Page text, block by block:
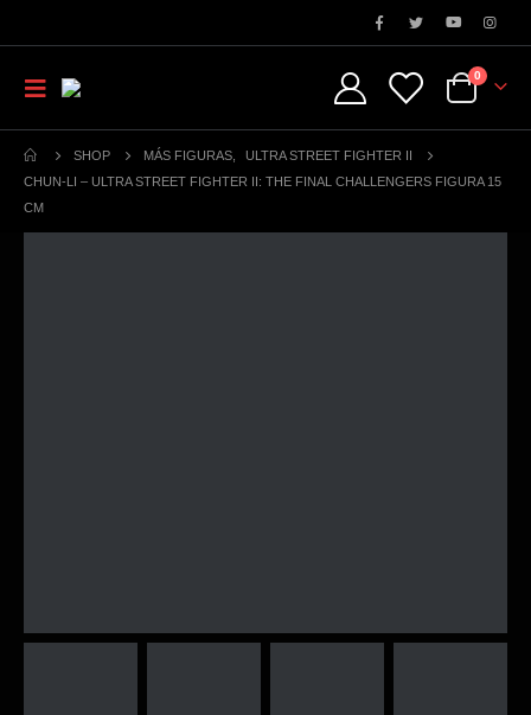
0
SHOP MÁS FIGURAS
ULTRA STREET FIGHTER II
CHUN-LI – ULTRA STREET FIGHTER II: THE FINAL CHALLENGERS FIGURA 15
CM